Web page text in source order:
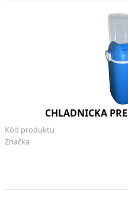
CHLADNICKA
Značka
Kód produktu